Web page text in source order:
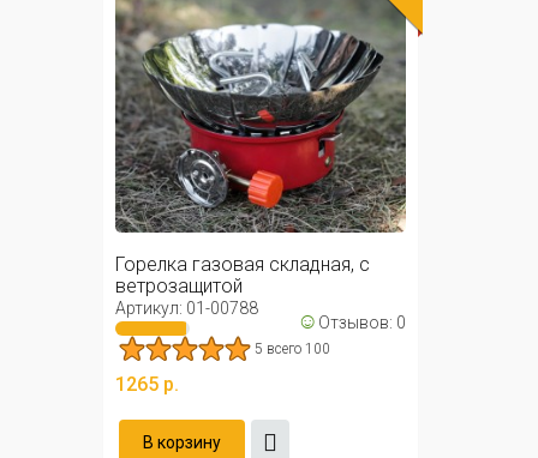
Горелка газовая складная, с
ветрозащитой
Артикул: 01-00788 ☺ Отзывов: 0
5 всего 100
1265 р.
В корзину